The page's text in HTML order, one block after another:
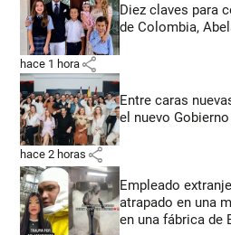
Diez claves para
de Colombia,
hace 1 hora share
Entre caras
el nuevo Gobierno
hace 2 horas share
Empleado
atrapado en una
en una fábrica de